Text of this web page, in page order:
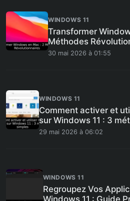
WINDOWS 11
Transformer
Méthodes
30 mai 2026 à 01:55
WINDOWS 11
Comment activer et
sur Windows 11 : 3
29 mai 2026 à 06:02
WINDOWS 11
Regroupez Vos
Windows 11 : Guide